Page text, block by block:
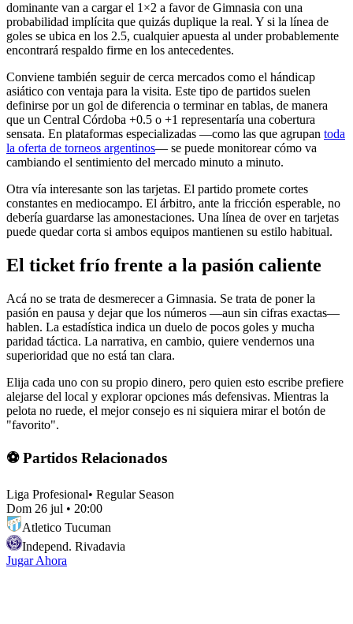
dominante van a cargar el 1×2 a favor de Gimnasia con una
probabilidad implícita que quizás duplique la real. Y si la línea de
goles se ubica en los 2.5, cualquier apuesta al under probablemente
encontrará respaldo firme en los antecedentes.
Conviene también seguir de cerca mercados como el hándicap
asiático con ventaja para la visita. Este tipo de partidos suelen
definirse por un gol de diferencia o terminar en tablas, de manera
que un Central Córdoba +0.5 o +1 representaría una cobertura
sensata. En plataformas especializadas —como las que agrupan toda
la oferta de torneos argentinos— se puede monitorear cómo va
cambiando el sentimiento del mercado minuto a minuto.
Otra vía interesante son las tarjetas. El partido promete cortes
constantes en mediocampo. El árbitro, ante la fricción esperable, no
debería guardarse las amonestaciones. Una línea de over en tarjetas
puede quedar corta si ambos equipos mantienen su estilo habitual.
El ticket frío frente a la pasión caliente
Acá no se trata de desmerecer a Gimnasia. Se trata de poner la
pasión en pausa y dejar que los números —aun sin cifras exactas—
hablen. La estadística indica un duelo de pocos goles y mucha
paridad táctica. La narrativa, en cambio, quiere vendernos una
superioridad que no está tan clara.
Elija cada uno con su propio dinero, pero quien esto escribe prefiere
alejarse del local y explorar opciones más defensivas. Mientras la
pelota no ruede, el mejor consejo es ni siquiera mirar el botón de
"favorito".
⚽ Partidos Relacionados
Liga Profesional• Regular Season
Dom 26 jul • 20:00
Atletico Tucuman
Independ. Rivadavia
Jugar Ahora